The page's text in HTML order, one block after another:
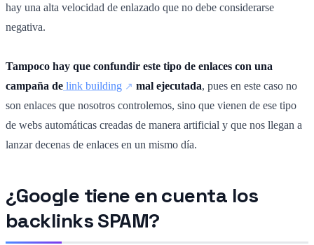
hay una alta velocidad de enlazado que no debe considerarse
negativa.
Tampoco hay que confundir este tipo de enlaces con una
campaña de link building mal ejecutada, pues en este caso no
son enlaces que nosotros controlemos, sino que vienen de ese tipo
de webs automáticas creadas de manera artificial y que nos llegan a
lanzar decenas de enlaces en un mismo día.
¿Google tiene en cuenta los
backlinks SPAM?